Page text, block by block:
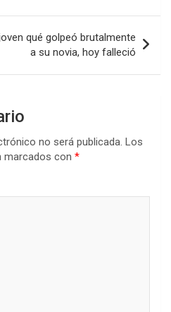
qué golpeó brutalmente
a su novia, hoy falleció
no será publicada. Los
marcados con *